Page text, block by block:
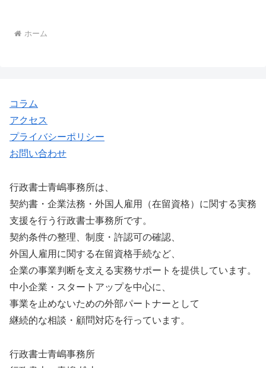
ホーム
コラム
アクセス
プライバシーポリシー
お問い合わせ
行政書士青嶋事務所は、
契約書・企業法務・外国人雇用（在留資格）に関する実務
支援を行う行政書士事務所です。
契約条件の整理、制度・許認可の確認、
外国人雇用に関する在留資格手続など、
企業の事業判断を支える実務サポートを提供しています。
中小企業・スタートアップを中心に、
事業を止めないための外部パートナーとして
継続的な相談・顧問対応を行っています。
行政書士青嶋事務所